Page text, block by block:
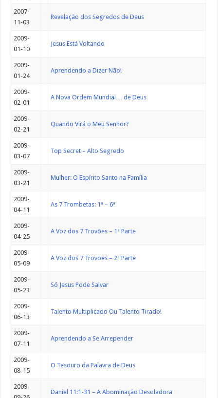
2007-
11-03
Revelação dos Segredos de Deus
2009-
01-10
Jesus Está Voltando
2009-
01-24
Aprendendo a Dizer Não!
2009-
02-01
A Nova Ordem Mundial… de Deus
2009-
02-21
Quando Virá o Meu Senhor?
2009-
03-07
Top Secret – Alto Segredo
2009-
03-21
Mulher: O Espírito Santo na Família
2009-
04-11
As 7 Trombetas: 1ª – 6ª
2009-
04-25
A Voz dos 7 Trovões – 1ª Parte
2009-
05-09
A Voz dos 7 Trovões – 2ª Parte
2009-
05-23
Só Jesus Pode Salvar
2009-
06-13
Talento Multiplicado Ou Talento Tirado!
2009-
07-11
Aprendendo a Se Arrepender
2009-
08-15
O Tesouro da Palavra de Deus
2009-
Daniel 11:1-31 – A Abominação Desoladora